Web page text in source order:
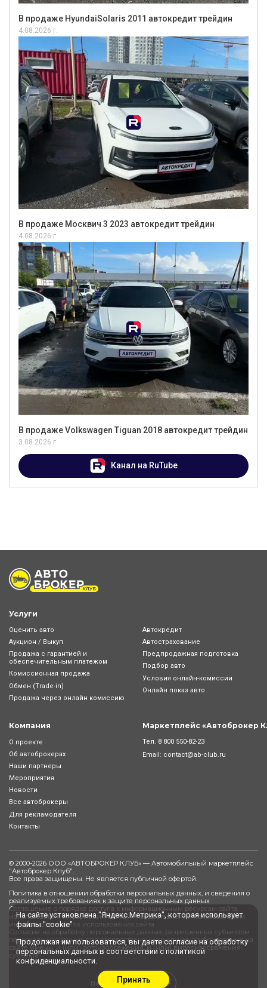
На сайте установлена "Яндекс.Метрика", которая использует
файлы "cookie"
Продолжая им пользоваться, вы даетесогласиена обработку
персональных данных в соответствии сполитикой
конфиденциальности.
Принять
В продаже HyundaiSolaris 2011 автокредит трейдин
4.08.2026 г.
В продаже Москвич 3 2023 автокредит трейдин
4.08.2026 г.
В продаже Volkswagen Tiguan 2018 автокредит трейдин
3.08.2026 г.
Канал на RuTube
Услуги
Оценить авто
Аукцион / Выкуп
Продажа с гарантией и
обеспечительным платежом
Комиссионная продажа
Обмен (Trade-in)
Продажа через онлайн комиссию
Автокредит
Автострахование
Предпродажная подготовка
Подбор авто
Условия онлайн-комиcсии
Онлайн показ авто
Компания
О проекте
Об автоброкерах
Наши партнеры
Мероприятия
Новости
Все автоброкеры
Для рекламодателя
Контакты
Маркетплейс «Автоброкер
Тел. 8 800 550-82-23
Email: contact@ab-club.ru
© 2000-2026 ООО «АВТОБРОКЕР КЛУБ» — Автомобильный маркетплейс
"Автоброкер Клуб".
Все права защищены. Не является публичной офертой.
Политика в отношении обработки персональных данных, и сведения о
реализуемых требованиях к защите персональных данных
Соглашение о порядке доступа к информационным ресурсам сайта,
использования информации сайта, и предоставления пользователем
информации в целях использования сайта
Согласие на обработку персональных данных, разрешенных субъектом
персональных данных для распространения в случае опубликования на
сайте имени, и (или) фотоизображения, и (или) видеоизображения
субъекта
Вход сотрудника 0+